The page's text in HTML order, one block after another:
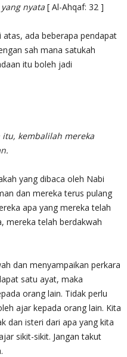
nyata [ Al-Ahqaf: 32 ]
atas, ada beberapa pendapat
sah mana satukah
itu boleh jadi
kembalilah mereka
yang dibaca oleh Nabi
apa yang mereka telah
mereka telah berdakwah
dan menyampaikan perkara
satu ayat, maka
orang lain. Tidak perlu
ajar kepada orang lain. Kita
dan isteri dari apa yang kita
sikit-sikit. Jangan takut